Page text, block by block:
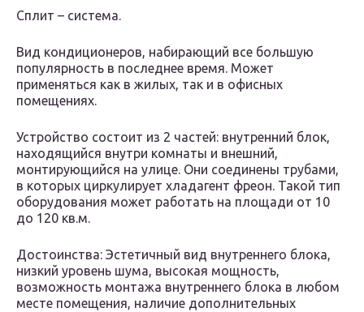
Сплит – система.
Вид кондиционеров, набирающий все большую
популярность в последнее время. Может
применяться как в жилых, так и в офисных
помещениях.
Устройство состоит из 2 частей: внутренний блок,
находящийся внутри комнаты и внешний,
монтирующийся на улице. Они соединены трубами,
в которых циркулирует хладагент фреон. Такой тип
оборудования может работать на площади от 10
до 120 кв.м.
Достоинства: Эстетичный вид внутреннего блока,
низкий уровень шума, высокая мощность,
возможность монтажа внутреннего блока в любом
месте помещения, наличие дополнительных